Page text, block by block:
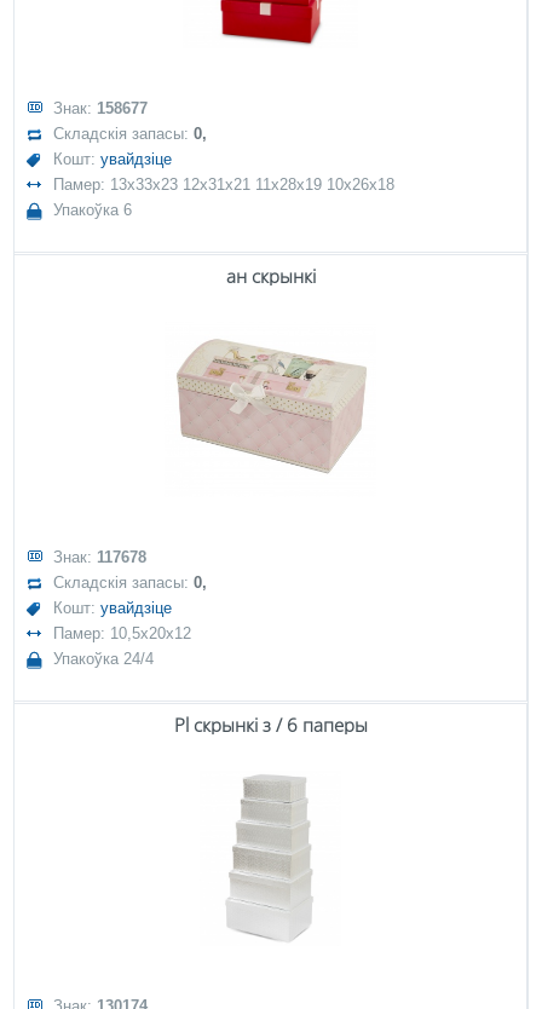
Знак: 158677
Складскія запасы:0,
Кошт:увайдзіце
Памер: 13x33x23 12x31x21 11x28x19 10x26x18
Упакоўка 6
ан скрынкі
Знак: 117678
Складскія запасы:0,
Кошт:увайдзіце
Памер: 10,5x20x12
Упакоўка 24/4
Pl скрынкі з / 6 паперы